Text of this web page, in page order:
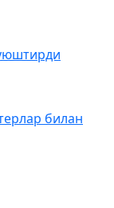
билан